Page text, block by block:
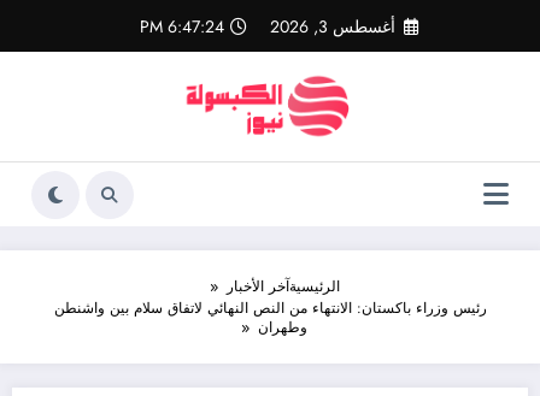
المحتوى
أغسطس 3, 2026 6:47:25 PM
الرئيسيةآخر الأخبار
رئيس وزراء باكستان: الانتهاء من النص النهائي لاتفاق سلام بين واشنطن
وطهران